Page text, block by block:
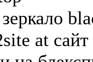
at сайт